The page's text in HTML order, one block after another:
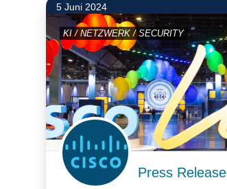
5 Juni 2024
KI / NETZWERK / SECURITY
Press Release